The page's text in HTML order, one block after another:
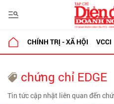
CHÍNH TRỊ - XÃ HỘI VCCI
chứng chỉ EDGE
Tin tức cập nhật liên quan đến